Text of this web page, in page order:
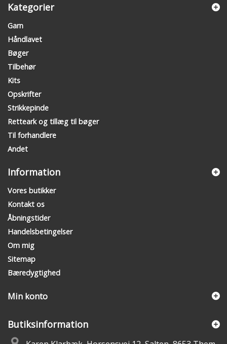
Kategorier
Garn
Håndlavet
Bøger
Tilbehør
Kits
Opskrifter
Strikkepinde
Retteark og tillæg til bøger
Til forhandlere
Andet
Information
Vores butikker
Kontakt os
Åbningstider
Handelsbetingelser
Om mig
Sitemap
Bæredygtighed
Min konto
Butiksinformation